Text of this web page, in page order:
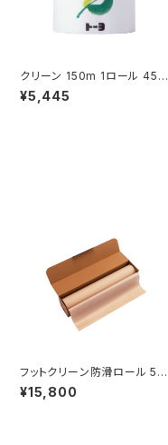
クリーン 150m 1ロール 45入
(234040)
¥5,445
フットクリーン防滑ロール 50
m 3入（251970）
¥15,800